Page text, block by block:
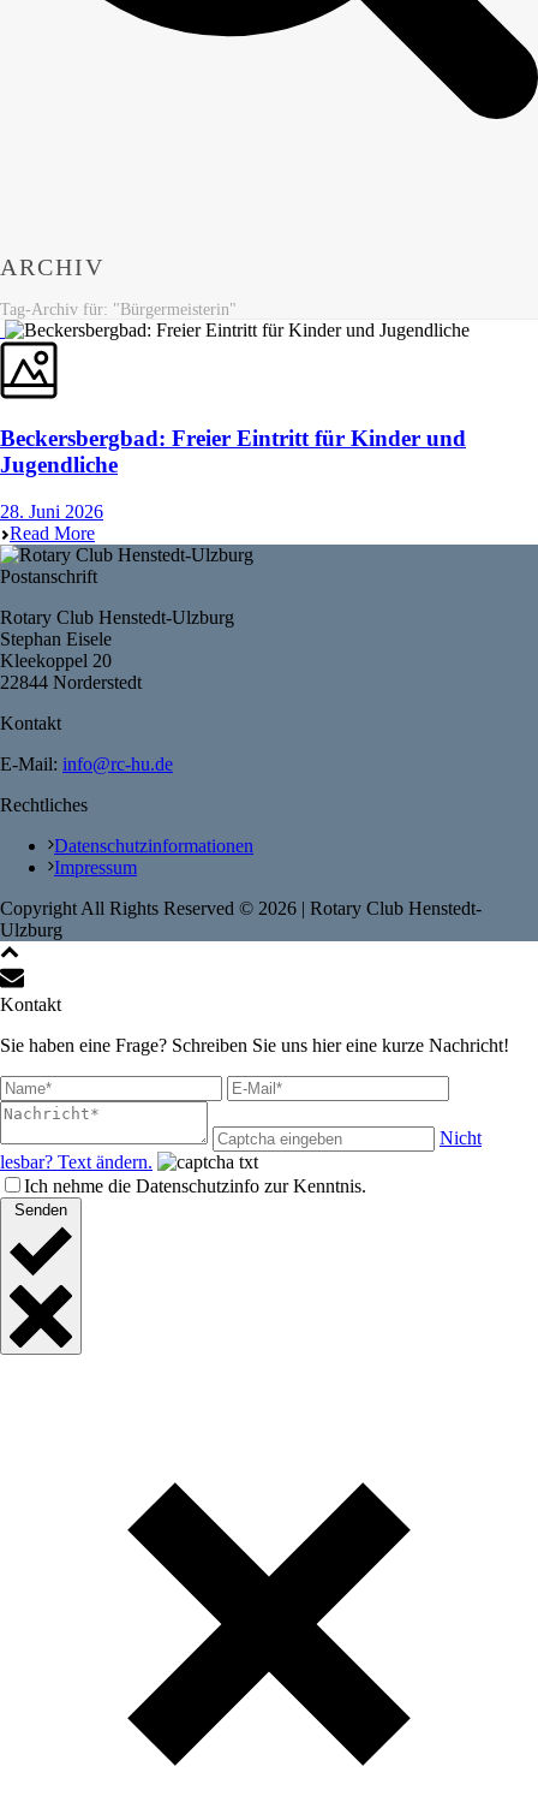
ARCHIV
Tag-Archiv für: "Bürgermeisterin"
Beckersbergbad: Freier Eintritt für Kinder und
Jugendliche
28. Juni 2026
Read More
Postanschrift
Rotary Club Henstedt-Ulzburg
Stephan Eisele
Kleekoppel 20
22844 Norderstedt
Kontakt
E-Mail: info@rc-hu.de
Rechtliches
Datenschutzinformationen
Impressum
Copyright All Rights Reserved © 2026 | Rotary Club Henstedt-
Ulzburg
Kontakt
Sie haben eine Frage? Schreiben Sie uns hier eine kurze Nachricht!
Nicht
lesbar? Text ändern.
Ich nehme die Datenschutzinfo zur Kenntnis.
Senden